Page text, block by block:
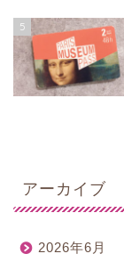
5
アーカイブ
2026年6月